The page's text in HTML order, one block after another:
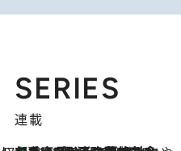
SERIES
連載